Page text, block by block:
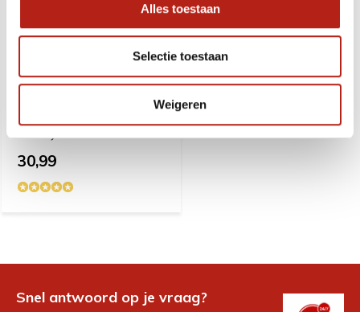
Alles toestaan
Selectie toestaan
Weigeren
Sporttas Judo 48x23x28
cm
30,99
Snel antwoord op je vraag?